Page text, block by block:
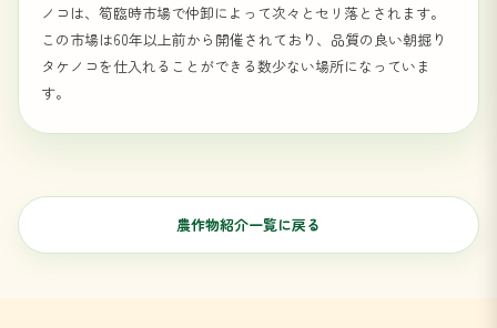
ノコは、筍臨時市場で仲卸によって次々とセリ落とされます。
この市場は60年以上前から開催されており、品質の良い朝掘り
タケノコを仕入れることができる数少ない場所になっていま
す。
農作物紹介一覧に戻る